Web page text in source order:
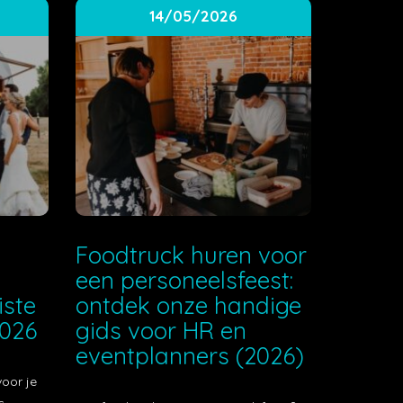
je
14/05/2026
Foodtruck huren voor
een personeelsfeest:
ontdek onze handige
gids voor HR en
eventplanners (2026)